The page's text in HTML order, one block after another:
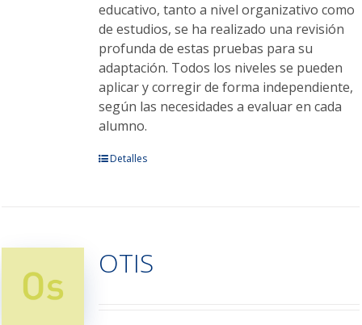
educativo, tanto a nivel organizativo como
de estudios, se ha realizado una revisión
profunda de estas pruebas para su
adaptación. Todos los niveles se pueden
aplicar y corregir de forma independiente,
según las necesidades a evaluar en cada
alumno.
Este
Las
opciones
Detalles
OTIS